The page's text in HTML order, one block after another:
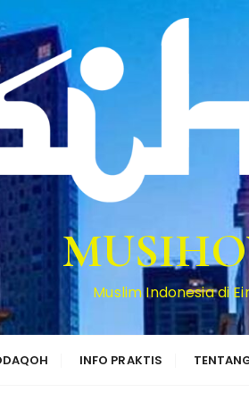
Muslim Indonesia di
INFO PRAKTIS